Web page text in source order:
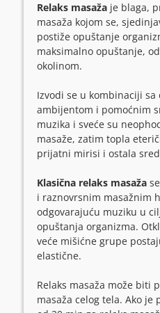
Relaks masažaje blaga,
masaža kojom se,
postiže opuštanje
maksimalno opuštanje,
okolinom.
Izvodi se u kombinaciji sa
ambijentom i pomoćnim
muzika i sveće su
masaže, zatim topla
prijatni mirisi i ostala
Klasična relaks masaža
i raznovrsnim masažnim
odgovarajuću muziku u
opuštanja organizma.
veće mišićne grupe
elastične.
Relaks masaža može biti
masaža celog tela. Ako